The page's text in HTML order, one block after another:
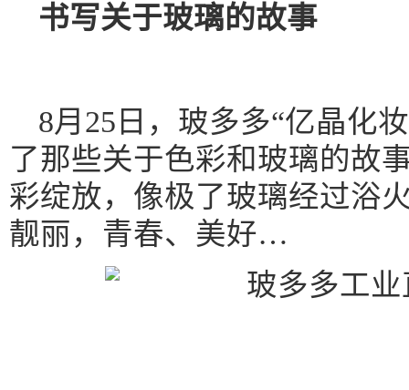
书写关于玻璃的故事
8月25日，玻多多“亿晶化
了那些关于色彩和玻璃的故
彩绽放，像极了玻璃经过浴
靓丽，青春、美好…